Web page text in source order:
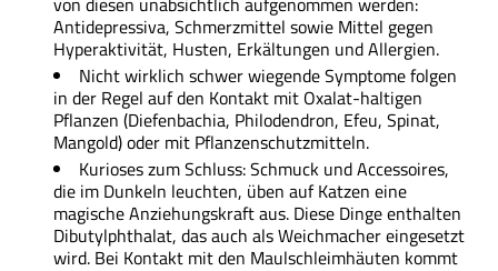
Antidepressiva, Schmerzmittel sowie Mittel gegen
Hyperaktivität, Husten, Erkältungen und Allergien.
Nicht wirklich schwer wiegende Symptome folgen
in der Regel auf den Kontakt mit Oxalat-haltigen
Pflanzen (Diefenbachia, Philodendron, Efeu, Spinat,
Mangold) oder mit Pflanzenschutzmitteln.
Kurioses zum Schluss: Schmuck und Accessoires,
die im Dunkeln leuchten, üben auf Katzen eine
magische Anziehungskraft aus. Diese Dinge enthalten
Dibutylphthalat, das auch als Weichmacher eingesetzt
wird. Bei Kontakt mit den Maulschleimhäuten kommt